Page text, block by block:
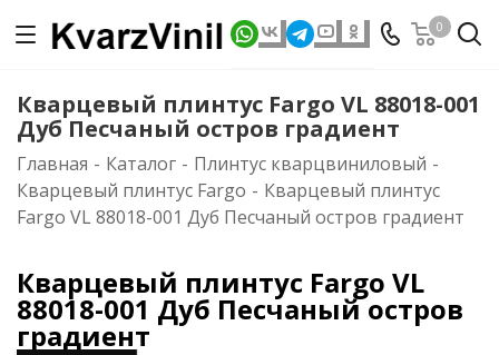
0
Кварцевый плинтус Fargo VL 88018-001
Дуб Песчаный остров градиент
Главная - Каталог - Плинтус кварцвиниловый -
Кварцевый плинтус Fargo - Кварцевый плинтус
Fargo VL 88018-001 Дуб Песчаный остров градиент
Кварцевый плинтус Fargo VL
88018-001 Дуб Песчаный остров
градиент